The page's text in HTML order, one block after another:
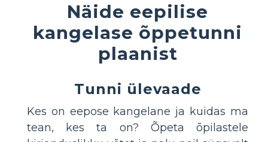
Näide eepilise
kangelase õppetunni
plaanist
Tunni ülevaade
Kes on eepose kangelane ja kuidas ma
tean, kes ta on? Õpeta õpilastele